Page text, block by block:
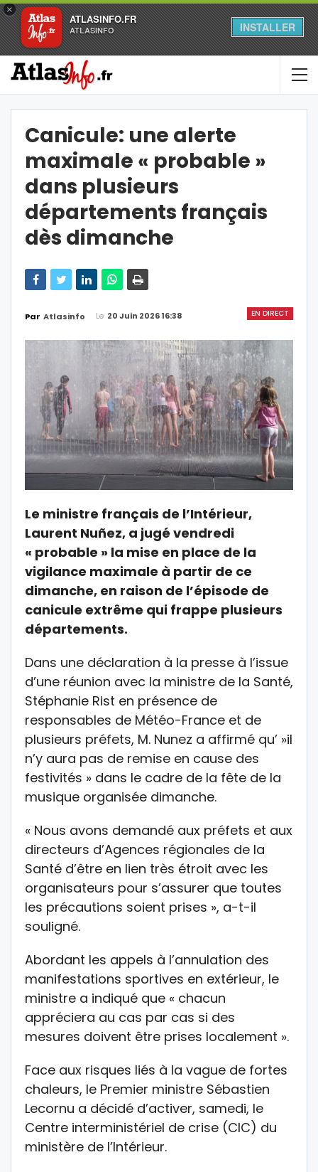
×
ATLASINFO.FR
ATLASINFO INSTALLER
Canicule: une alerte
maximale « probable »
dans plusieurs
départements français
dès dimanche
EN DIRECT
Par Atlasinfo Le 20 Juin 2026 16:38
Le ministre français de l’Intérieur,
Laurent Nuñez, a jugé vendredi
« probable » la mise en place de la
vigilance maximale à partir de ce
dimanche, en raison de l’épisode de
canicule extrême qui frappe plusieurs
départements.
Dans une déclaration à la presse à l’issue
d’une réunion avec la ministre de la Santé,
Stéphanie Rist en présence de
responsables de Météo-France et de
plusieurs préfets, M. Nunez a affirmé qu’ »il
n’y aura pas de remise en cause des
festivités » dans le cadre de la fête de la
musique organisée dimanche.
« Nous avons demandé aux préfets et aux
directeurs d’Agences régionales de la
Santé d’être en lien très étroit avec les
organisateurs pour s’assurer que toutes
les précautions soient prises », a-t-il
souligné.
Abordant les appels à l’annulation des
manifestations sportives en extérieur, le
ministre a indiqué que « chacun
appréciera au cas par cas si des
mesures doivent être prises localement ».
Face aux risques liés à la vague de fortes
chaleurs, le Premier ministre Sébastien
Lecornu a décidé d’activer, samedi, le
Centre interministériel de crise (CIC) du
ministère de l’Intérieur.